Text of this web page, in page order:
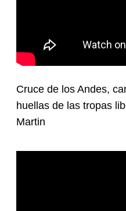
Cruce de los Andes,
huellas de las tropas
Martin